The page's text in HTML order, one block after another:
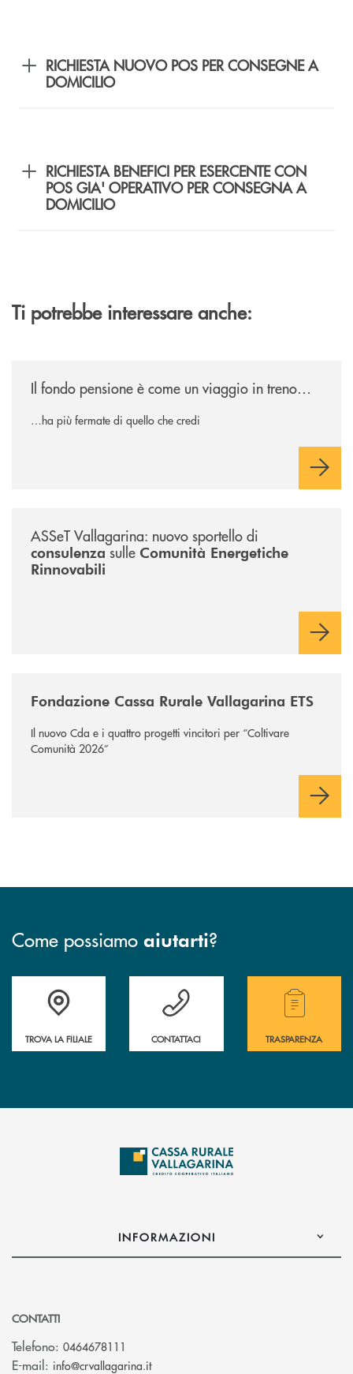
RICHIESTA NUOVO POS PER CONSEGNE A
DOMICILIO
RICHIESTA BENEFICI PER ESERCENTE CON
POS GIA' OPERATIVO PER CONSEGNA A
DOMICILIO
Ti potrebbe interessare anche:
Il fondo pensione è come un viaggio in treno…
…ha più fermate di quello che credi
ASSeT Vallagarina: nuovo sportello di
consulenzasulle Comunità Energetiche
Rinnovabili
Fondazione Cassa Rurale Vallagarina ETS
Il nuovo Cda e i quattro progetti vincitori per “Coltivare
Comunità 2026”
Come possiamo aiutarti?
Accedi all' elenco completo delle filiali .
TROVA LA FILIALE
Hai bisogno di assistenza immediata?
CONTATTACI
Hai bisogno di
TRASPARENZA
INFORMAZIONI
CONTATTI
Telefono: 0464678111
E-mail: info@crvallagarina.it(si apre l’app di posta elettronica)